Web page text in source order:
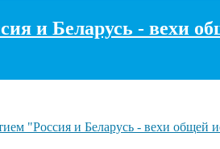
и Беларусь - вехи
"Россия и Беларусь - вехи общей